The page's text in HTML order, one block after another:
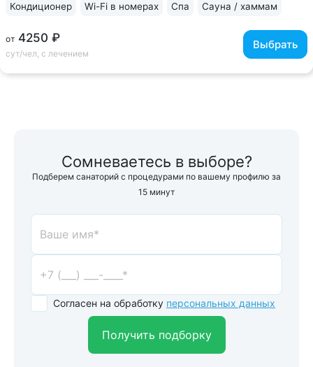
от 4250 ₽
сут/чел, с лечением
Выбрать
Кондиционер Wi-Fi в номерах Спа Сауна / хаммам
Сомневаетесь в выборе?
Подберем санаторий с процедурами по вашему профилю за
15 минут
Согласен на обработку персональных данных
Получить подборку